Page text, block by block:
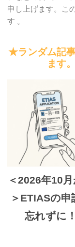
申し上げます。こ
す 。
★ランダム記
ます
＜2026年10
＞ETIASの申
忘れずに！